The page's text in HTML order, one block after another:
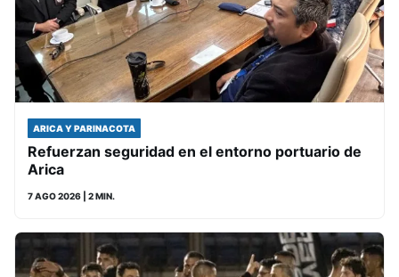
ARICA Y PARINACOTA
Refuerzan seguridad en el entorno portuario de
Arica
7 AGO 2026 | 2 MIN.